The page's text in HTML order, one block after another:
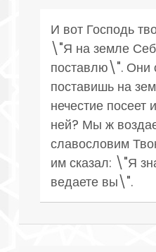
И вот Господь
\"Я на земле
поставлю\". Они
поставишь на
нечестие посеет
ней? Мы ж
славословим
им сказал: \"Я
ведаете вы\".